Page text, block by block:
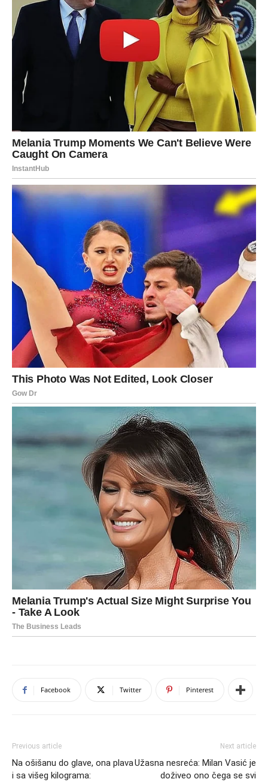
Facebook Twitter Pinterest
Previous article
Na ošišanu do glave, ona plava
i sa višeg kilograma:
Next article
Užasna nesreća: Milan Vasić je
doživeo ono čega se svi